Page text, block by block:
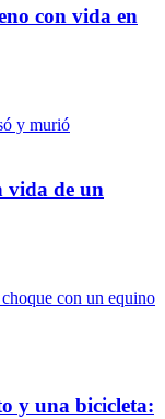
con vida en
vida de un
y una bicicleta: